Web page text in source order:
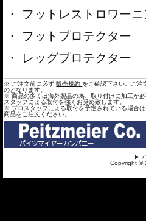
フットレストロワー
フットプロテクター
レッグプロテクター
※ ご注文前に必ず販売規約 をご確認下さい。ご
のとなります。
※ 商品の多くは海外製品の為、取り付けに加工が
スタップによる取付を強くお奨め致します。
※ プロスタッフによる取付を予定されている場合
商品をご注文ください。
Copyright ©